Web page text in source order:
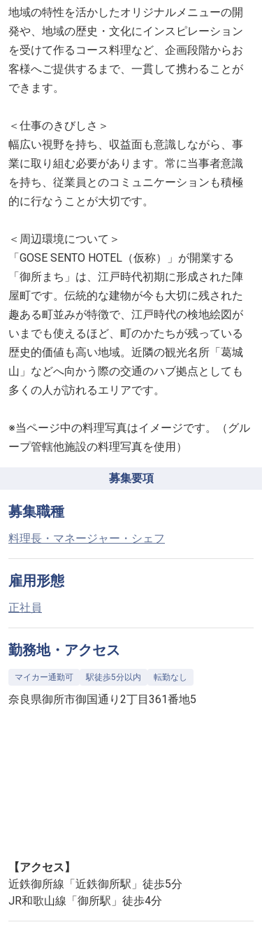
地域の特性を活かしたオリジナルメニューの開
発や、地域の歴史・文化にインスピレーション
を受けて作るコース料理など、企画段階からお
客様へご提供するまで、一貫して携わることが
できます。
＜仕事のきびしさ＞
幅広い視野を持ち、収益面も意識しながら、事
業に取り組む必要があります。常に当事者意識
を持ち、従業員とのコミュニケーションも積極
的に行なうことが大切です。
＜周辺環境について＞
「GOSE SENTO HOTEL（仮称）」が開業する
「御所まち」は、江戸時代初期に形成された陣
屋町です。伝統的な建物が今も大切に残された
趣ある町並みが特徴で、江戸時代の検地絵図が
いまでも使えるほど、町のかたちが残っている
歴史的価値も高い地域。近隣の観光名所「葛城
山」などへ向かう際の交通のハブ拠点としても
多くの人が訪れるエリアです。
※当ページ中の料理写真はイメージです。（グル
ープ管轄他施設の料理写真を使用）
募集要項
募集職種
料理長・マネージャー・シェフ
雇用形態
正社員
勤務地・アクセス
マイカー通勤可 駅徒歩5分以内 転勤なし
奈良県御所市御国通り2丁目361番地5
【アクセス】
近鉄御所線「近鉄御所駅」徒歩5分
JR和歌山線「御所駅」徒歩4分